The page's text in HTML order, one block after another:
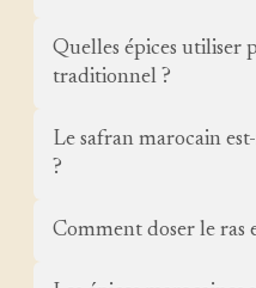
Quelles épices utiliser
traditionnel ?
Le safran marocain
?
Comment doser le ras